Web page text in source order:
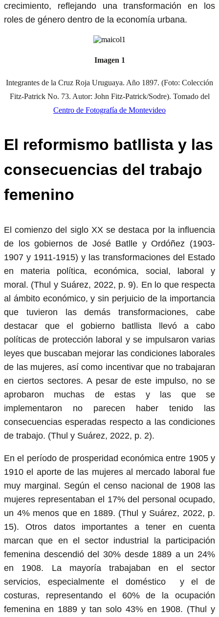
crecimiento, reflejando una transformación en los
roles de género dentro de la economía urbana.
Imagen 1
Integrantes de la Cruz Roja Uruguaya. Año 1897. (Foto: Colección
Fitz-Patrick No. 73. Autor: John Fitz-Patrick/Sodre). Tomado del
Centro de Fotografía de Montevideo
El reformismo batllista y las
consecuencias del trabajo
femenino
El comienzo del siglo XX se destaca por la influencia
de los gobiernos de José Batlle y Ordóñez (1903-
1907 y 1911-1915) y las transformaciones del Estado
en materia política, económica, social, laboral y
moral. (Thul y Suárez, 2022, p. 9). En lo que respecta
al ámbito económico, y sin perjuicio de la importancia
que tuvieron las demás transformaciones, cabe
destacar que el gobierno batllista llevó a cabo
políticas de protección laboral y se impulsaron varias
leyes que buscaban mejorar las condiciones laborales
de las mujeres, así como incentivar que no trabajaran
en ciertos sectores. A pesar de este impulso, no se
aprobaron muchas de estas y las que se
implementaron no parecen haber tenido las
consecuencias esperadas respecto a las condiciones
de trabajo. (Thul y Suárez, 2022, p. 2).
En el período de prosperidad económica entre 1905 y
1910 el aporte de las mujeres al mercado laboral fue
muy marginal. Según el censo nacional de 1908 las
mujeres representaban el 17% del personal ocupado,
un 4% menos que en 1889. (Thul y Suárez, 2022, p.
15). Otros datos importantes a tener en cuenta
marcan que en el sector industrial la participación
femenina descendió del 30% desde 1889 a un 24%
en 1908. La mayoría trabajaban en el sector
servicios, especialmente el doméstico y el de
costuras, representando el 60% de la ocupación
femenina en 1889 y tan solo 43% en 1908. (Thul y